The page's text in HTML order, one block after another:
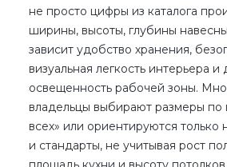
не просто цифры из каталога
ширины, высоты, глубины
зависит удобство хранения,
визуальная легкость интерьера и
освещенность рабочей зоны.
владельцы выбирают размеры по
всех» или ориентируются
и стандарты, не учитывая рост